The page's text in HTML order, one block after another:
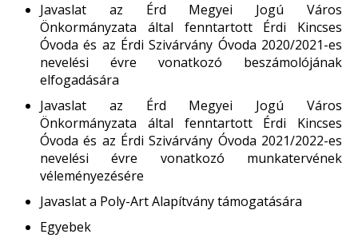
Javaslat az Érd Megyei Jogú Város
Önkormányzata által fenntartott Érdi Kincses
Óvoda és az Érdi Szivárvány Óvoda 2020/2021-es
nevelési évre vonatkozó beszámolójának
elfogadására
Javaslat az Érd Megyei Jogú Város
Önkormányzata által fenntartott Érdi Kincses
Óvoda és az Érdi Szivárvány Óvoda 2021/2022-es
nevelési évre vonatkozó munkatervének
véleményezésére
Javaslat a Poly-Art Alapítvány támogatására
Egyebek